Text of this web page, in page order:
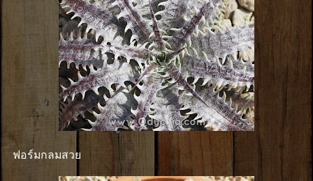
ฟอร์มกลมสวย